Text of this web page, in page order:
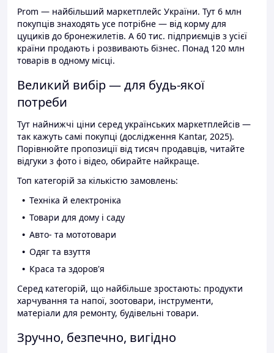
Prom — найбільший маркетплейс України. Тут 6 млн
покупців знаходять усе потрібне — від корму для
цуциків до бронежилетів. А 60 тис. підприємців з усієї
країни продають і розвивають бізнес. Понад 120 млн
товарів в одному місці.
Великий вибір — для будь-якої
потреби
Тут найнижчі ціни серед українських маркетплейсів —
так кажуть самі покупці (дослідження Kantar, 2025).
Порівнюйте пропозиції від тисяч продавців, читайте
відгуки з фото і відео, обирайте найкраще.
Топ категорій за кількістю замовлень:
Техніка й електроніка
Товари для дому і саду
Авто- та мототовари
Одяг та взуття
Краса та здоров'я
Серед категорій, що найбільше зростають: продукти
харчування та напої, зоотовари, інструменти,
матеріали для ремонту, будівельні товари.
Зручно, безпечно, вигідно